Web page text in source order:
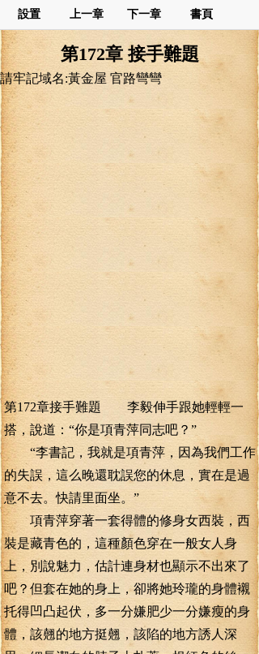
設置 上一章 下一章 書頁
第172章 接手難題
請牢記域名:黃金屋 官路彎彎
第172章接手難題 李毅伸手跟她輕輕一
搭，說道：“你是項青萍同志吧？”
“李書記，我就是項青萍，因為我們工作
的失誤，這么晚還耽誤您的休息，實在是過
意不去。快請里面坐。”
項青萍穿著一套得體的修身女西裝，西
裝是藏青色的，這種顏色穿在一般女人身
上，別說魅力，估計連身材也顯示不出來了
吧？但套在她的身上，卻將她玲瓏的身體襯
托得凹凸起伏，多一分嫌肥少一分嫌瘦的身
體，該翹的地方挺翹，該陷的地方誘人深